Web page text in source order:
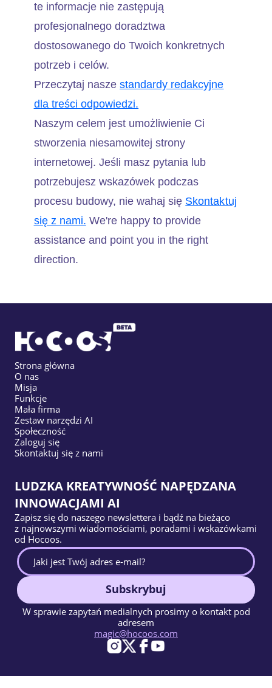
te informacje nie zastępują
profesjonalnego doradztwa
dostosowanego do Twoich konkretnych
potrzeb i celów.
Przeczytaj nasze standardy redakcyjne
dla treści odpowiedzi.
Naszym celem jest umożliwienie Ci
stworzenia niesamowitej strony
internetowej. Jeśli masz pytania lub
potrzebujesz wskazówek podczas
procesu budowy, nie wahaj się Skontaktuj
się z nami. We're happy to provide
assistance and point you in the right
direction.
Strona główna
O nas
Misja
Funkcje
Mała firma
Zestaw narzędzi AI
Społeczność
Zaloguj się
Skontaktuj się z nami
LUDZKA KREATYWNOŚĆ NAPĘDZANA
INNOWACJAMI AI
Zapisz się do naszego newslettera i bądź na bieżąco
z najnowszymi wiadomościami, poradami i wskazówkami
od Hocoos.
Subskrybuj
W sprawie zapytań medialnych prosimy o kontakt pod
adresem
magic@hocoos.com